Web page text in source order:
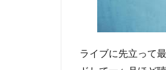
ライブに先立って